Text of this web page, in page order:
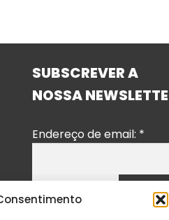
SUBSCREVER A
NOSSA
Endereço de email: *